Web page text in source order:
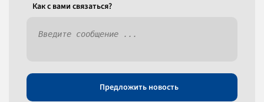
Как c вами связаться?
Предложить новость